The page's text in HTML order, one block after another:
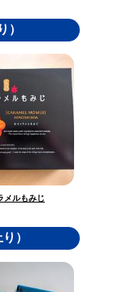
）
メルもみじ
）